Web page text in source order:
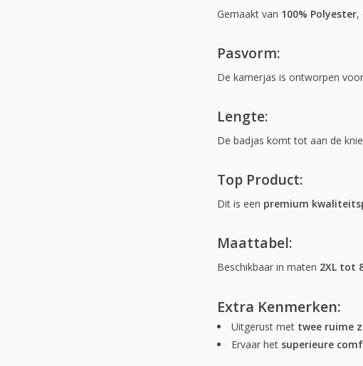
Gemaakt van 100% Polyester,
Pasvorm:
De kamerjas is ontworpen
Lengte:
De badjas komt tot aan de
Top Product:
Dit is een premium
Maattabel:
Beschikbaar in maten 2XL tot
Extra Kenmerken:
Uitgerust met twee ruime
Ervaar het superieure